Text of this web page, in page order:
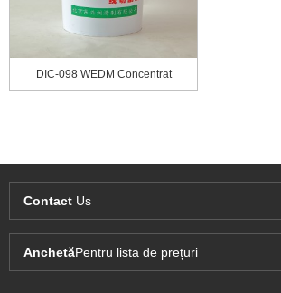
DIC-098 WEDM Concentrat
Contact Us
AnchetăPentru lista de prețuri